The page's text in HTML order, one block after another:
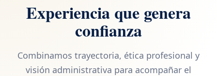
Experiencia que genera
confianza
Combinamos trayectoria, ética profesional y
visión administrativa para acompañar el